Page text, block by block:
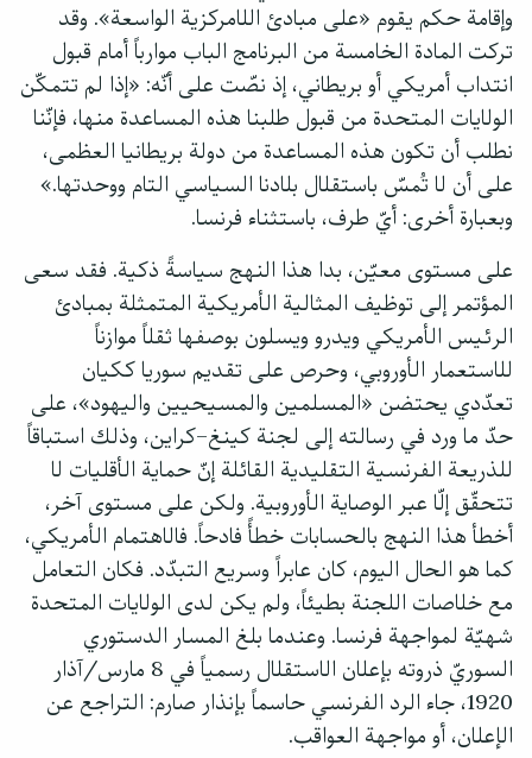
وإقامة حكم يقوم «على مبادئ اللامركزية الواسعة». وقد
تركت المادة الخامسة من البرنامج الباب موارباً أمام قبول
انتداب أمريكي أو بريطاني، إذ نصّت على أنّه: «إذا لم تتمكّن
الولايات المتحدة من قبول طلبنا هذه المساعدة منها، فإنّنا
نطلب أن تكون هذه المساعدة من دولة بريطانيا العظمى،
على أن لا تُمسّ باستقلال بلادنا السياسي التام ووحدتها.»
وبعبارة أخرى: أيّ طرف، باستثناء فرنسا.
على مستوى معيّن، بدا هذا النهج سياسةً ذكية. فقد سعى
المؤتمر إلى توظيف المثالية الأمريكية المتمثلة بمبادئ
الرئيس الأمريكي ويدرو ويسلون بوصفها ثقلاً موازناً
للاستعمار الأوروبي، وحرص على تقديم سوريا ككيان
تعدّدي يحتضن «المسلمين والمسيحيين واليهود»، على
حدّ ما ورد في رسالته إلى لجنة كينغ–كراين، وذلك استباقاً
للذريعة الفرنسية التقليدية القائلة إنّ حماية الأقليات لا
تتحقّق إلّا عبر الوصاية الأوروبية. ولكن على مستوى آخر،
أخطأ هذا النهج بالحسابات خطأً فادحاً. فالاهتمام الأمريكي،
كما هو الحال اليوم، كان عابراً وسريع التبدّد. فكان التعامل
مع خلاصات اللجنة بطيئاً، ولم يكن لدى الولايات المتحدة
شهيّة لمواجهة فرنسا. وعندما بلغ المسار الدستوري
السوريّ ذروته بإعلان الاستقلال رسمياً في 8 مارس/آذار
1920، جاء الرد الفرنسي حاسماً بإنذار صارم: التراجع عن
الإعلان، أو مواجهة العواقب.